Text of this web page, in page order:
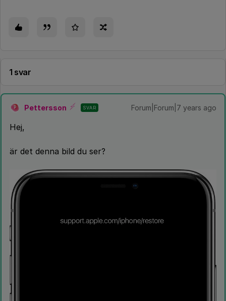
1 svar
P Pettersson SVAR Forum|Forum|7 years ago
Hej,
är det denna bild du ser?